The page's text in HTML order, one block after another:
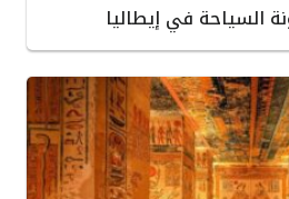
السياحة في إيطاليا